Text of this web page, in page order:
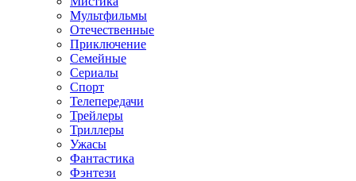
Мультфильмы
Отечественные
Приключение
Семейные
Сериалы
Спорт
Телепередачи
Трейлеры
Триллеры
Ужасы
Фантастика
Фэнтези